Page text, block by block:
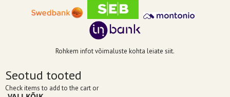
Rohkem infot võimaluste kohta leiate siit.
Seotud tooted
Check items to add to the cart or